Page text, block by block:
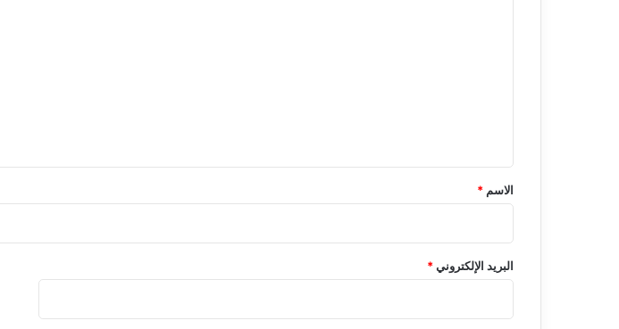
*
الاسم *
البريد الإلكتروني*